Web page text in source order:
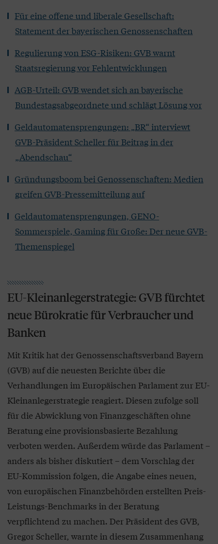
Für eine offene und liberale Gesellschaft:
Statement der bayerischen Genossenschaften
Regulierung von ESG-Risiken: GVB warnt
Staatsregierung vor Fehlentwicklungen
AGB-Urteil: GVB wendet sich an bayerische
Bundestagsabgeordnete und schlägt Lösung vor
Geldautomatensprengungen: „BR“ interviewt
GVB-Präsident Scheller für Beitrag in der
„Abendschau“
Gründungsboom bei Genossenschaften: Medien
greifen GVB-Pressemitteilung auf
Geldautomatensprengungen, GENO-
Sommerspiele, Gaming für Große: Der neue GVB-
Themenspiegel
EU-Kleinanlegerstrategie: GVB fürchtet
neue Bürokratie für Verbraucher und
Banken
Mit Kritik hat der Genossenschaftsverband Bayern
(GVB) auf die neuesten Berichte über die
Verhandlungen im Europäischen Parlament zur EU-
Kleinanlegerstrategie reagiert. Diesen zufolge soll
für die Abwicklung von Finanzgeschäften ohne
Beratung eine provisionsbasierte Bezahlung
verboten werden. Außerdem würde das Parlament –
anders als bisher diskutiert – dem Vorschlag der
EU-Kommission folgen, die Angabe eines neuen,
von europäischen Finanzbehörden erstellten Preis-
Leistungs-Benchmarks in der Beratung
verpflichtend zu machen. Der Präsident des GVB,
Gregor Scheller, warnte in diesem Zusammenhang